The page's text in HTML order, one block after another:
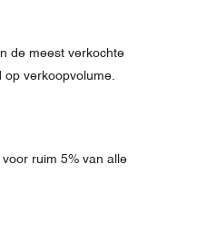
de meest verkochte
verkoopvolume.
ruim 5% van alle